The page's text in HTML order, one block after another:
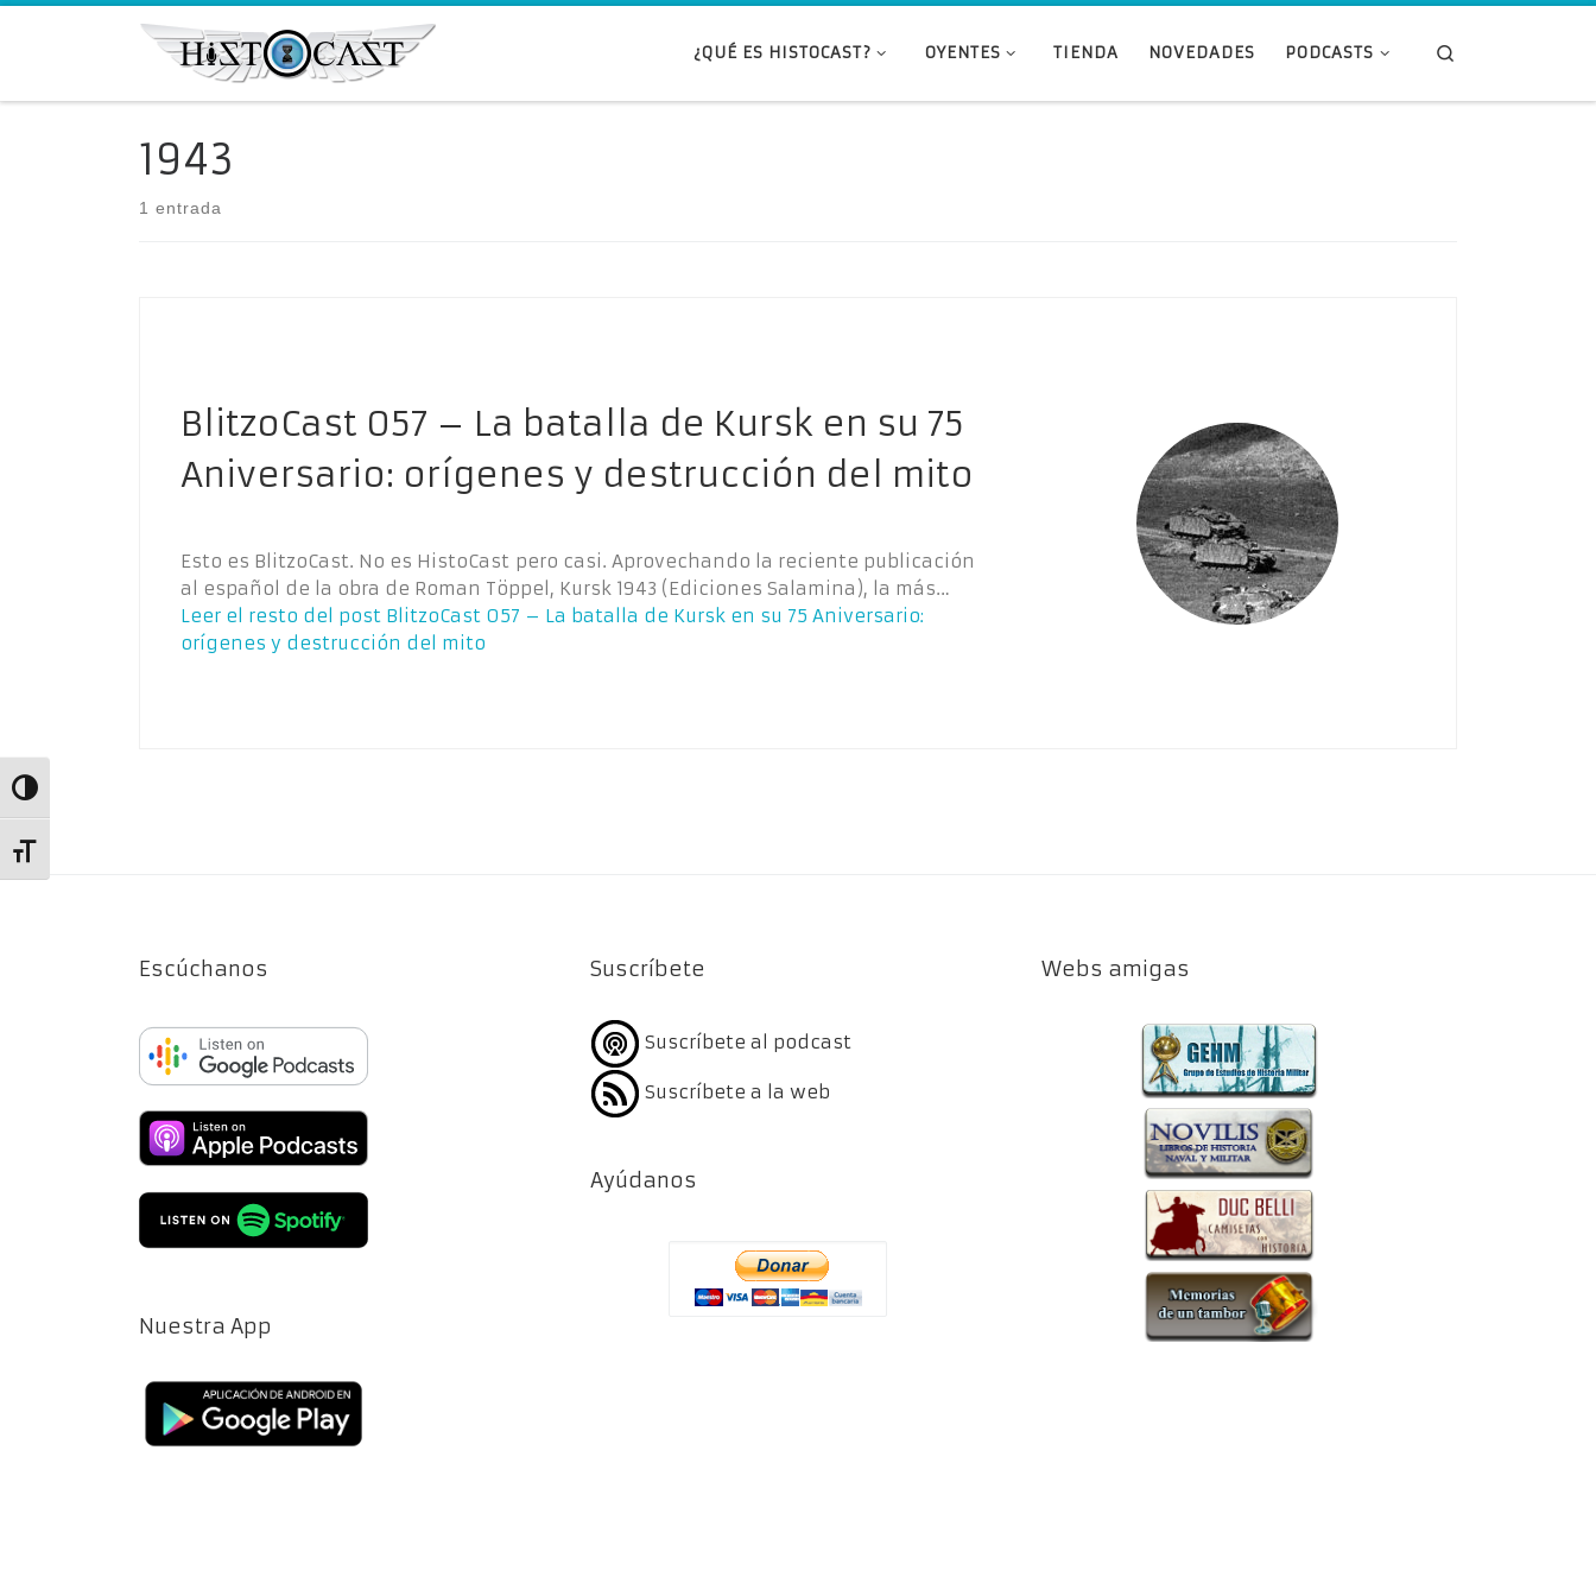
Alternar alto contraste
Alternar tamaño de letra
Saltar al contenido
¿QUÉ ES HISTOCAST? OYENTES TIENDA NOVEDADES PODCASTS
1943
1 entrada
BlitzoCast 057 – La batalla de Kursk en su 75
Aniversario: orígenes y destrucción del mito
Esto es BlitzoCast. No es HistoCast pero casi. Aprovechando la reciente publicación
al español de la obra de Roman Töppel, Kursk 1943 (Ediciones Salamina), la más…
Leer el resto del post BlitzoCast 057 – La batalla de Kursk en su 75 Aniversario:
orígenes y destrucción del mito
Escúchanos
Nuestra App
Suscríbete
Suscríbete al podcast
Suscríbete a la web
Ayúdanos
Webs amigas